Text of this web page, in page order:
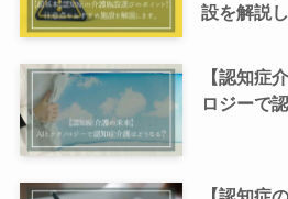
設を解説し
【認知症
ロジーで